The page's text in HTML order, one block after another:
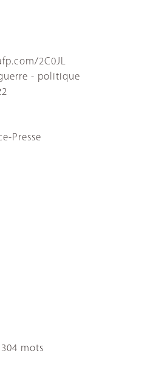
2C0JL
- politique
Presse
304 mots